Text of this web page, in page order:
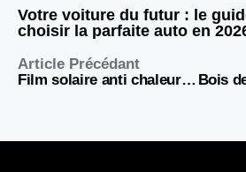
Votre voiture du futur : le
choisir la parfaite auto en
Article Précédant
Film solaire anti chaleur avis : tout ce que vous devez savoir